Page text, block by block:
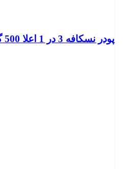
پودر نسکافه 3 در 1 اعلا 500 گرمی